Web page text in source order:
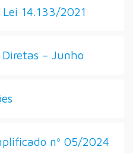
14.133/2021
– Junho
nº 05/2024